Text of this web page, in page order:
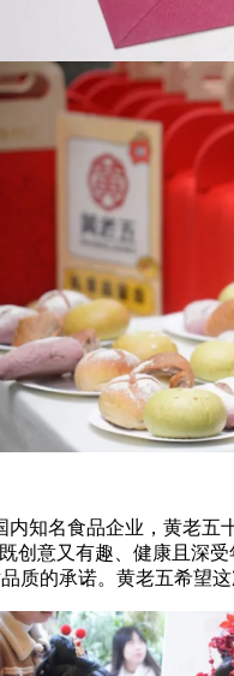
名食品企业，黄老五
创意又有趣、健康且深
质的承诺。黄老五希望